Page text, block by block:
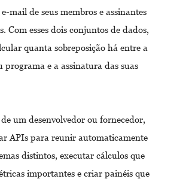
mail de seus membros e assinantes
Com esses dois conjuntos de dados,
quanta sobreposição há entre a
programa e a assinatura das suas
um desenvolvedor ou fornecedor,
APIs para reunir automaticamente
distintos, executar cálculos que
importantes e criar painéis que